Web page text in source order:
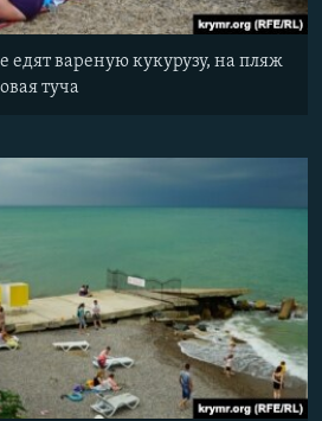
вареную кукурузу, на пляж
туча